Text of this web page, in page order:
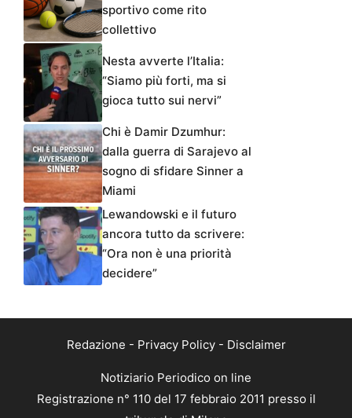
sportivo come rito
collettivo
Nesta avverte l’Italia:
“Siamo più forti, ma si
gioca tutto sui nervi”
Chi è Damir Dzumhur:
dalla guerra di Sarajevo al
sogno di sfidare Sinner a
Miami
Lewandowski e il futuro
ancora tutto da scrivere:
“Ora non è una priorità
decidere”
Redazione - Privacy Policy- Disclaimer
Notiziario Periodico on line
Registrazione n° 110 del 17 febbraio 2011 presso il